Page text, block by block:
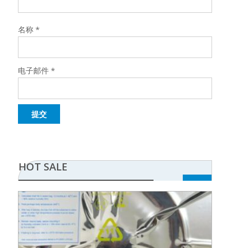
名称 *
电子邮件 *
HOT SALE